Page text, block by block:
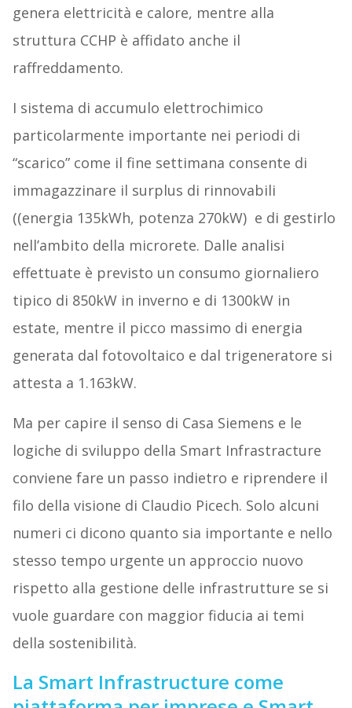
genera elettricità e calore, mentre alla
struttura CCHP è affidato anche il
raffreddamento.
I sistema di accumulo elettrochimico
particolarmente importante nei periodi di
“scarico” come il fine settimana consente di
immagazzinare il surplus di rinnovabili
((energia 135kWh, potenza 270kW) e di gestirlo
nell’ambito della microrete. Dalle analisi
effettuate è previsto un consumo giornaliero
tipico di 850kW in inverno e di 1300kW in
estate, mentre il picco massimo di energia
generata dal fotovoltaico e dal trigeneratore si
attesta a 1.163kW.
Ma per capire il senso di Casa Siemens e le
logiche di sviluppo della Smart Infrastracture
conviene fare un passo indietro e riprendere il
filo della visione di Claudio Picech. Solo alcuni
numeri ci dicono quanto sia importante e nello
stesso tempo urgente un approccio nuovo
rispetto alla gestione delle infrastrutture se si
vuole guardare con maggior fiducia ai temi
della sostenibilità.
La Smart Infrastructure come